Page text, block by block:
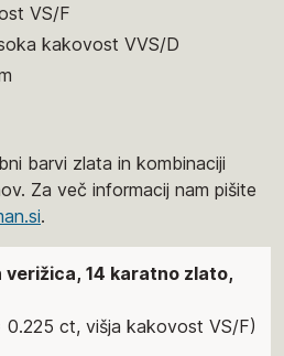
VS/F
kakovost VVS/D
barvi zlata in kombinaciji
Za več informacij nam pišite
.
verižica, 14 karatno zlato,
0.225 ct, višja kakovost VS/F)